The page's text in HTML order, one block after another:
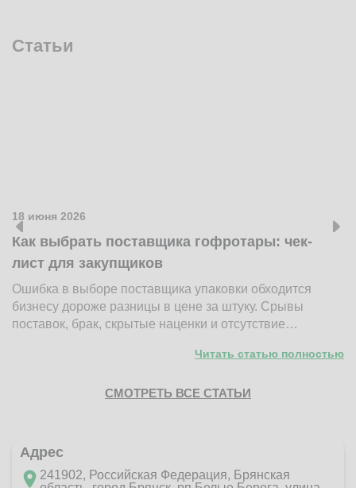
Статьи
18 июня 2026
Как выбрать поставщика гофротары: чек-
лист для закупщиков
Ошибка в выборе поставщика упаковки обходится
бизнесу дороже разницы в цене за штуку. Срывы
поставок, брак, скрытые наценки и отсутствие…
Читать статью полностью
СМОТРЕТЬ ВСЕ СТАТЬИ
Адрес
241902, Российская Федерация, Брянская